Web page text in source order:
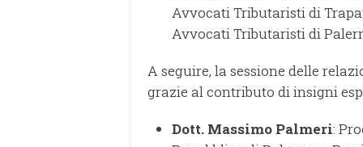
Avvocati Tributaristi di
Avvocati Tributaristi di
A seguire, la sessione delle
grazie al contributo di insigni
Dott. Massimo Palmeri: